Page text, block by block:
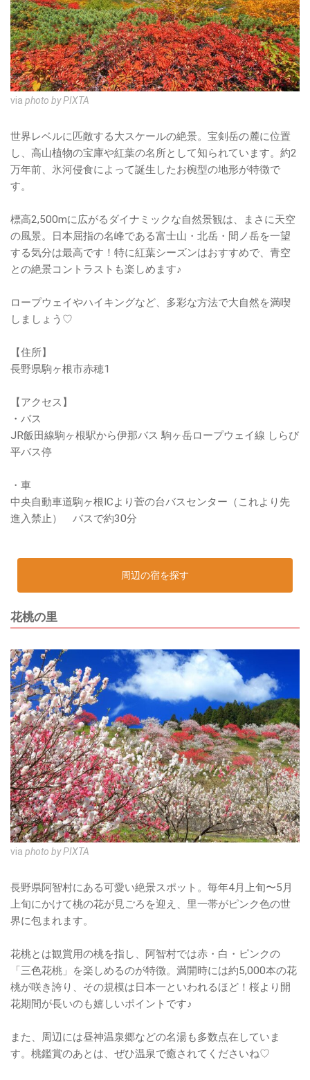
via photo by PIXTA
世界レベルに匹敵する大スケールの絶景。宝剣岳の麓に位置
し、高山植物の宝庫や紅葉の名所として知られています。約2
万年前、氷河侵食によって誕生したお椀型の地形が特徴で
す。
標高2,500mに広がるダイナミックな自然景観は、まさに天空
の風景。日本屈指の名峰である富士山・北岳・間ノ岳を一望
する気分は最高です！特に紅葉シーズンはおすすめで、青空
との絶景コントラストも楽しめます♪
ロープウェイやハイキングなど、多彩な方法で大自然を満喫
しましょう♡
【住所】
長野県駒ヶ根市赤穂1
【アクセス】
・バス
JR飯田線駒ヶ根駅から伊那バス 駒ヶ岳ロープウェイ線 しらび
平バス停
・車
中央自動車道駒ヶ根ICより菅の台バスセンター（これより先
進入禁止） バスで約30分
周辺の宿を探す
花桃の里
via photo by PIXTA
長野県阿智村にある可愛い絶景スポット。毎年4月上旬〜5月
上旬にかけて桃の花が見ごろを迎え、里一帯がピンク色の世
界に包まれます。
花桃とは観賞用の桃を指し、阿智村では赤・白・ピンクの
「三色花桃」を楽しめるのが特徴。満開時には約5,000本の花
桃が咲き誇り、その規模は日本一といわれるほど！桜より開
花期間が長いのも嬉しいポイントです♪
また、周辺には昼神温泉郷などの名湯も多数点在していま
す。桃鑑賞のあとは、ぜひ温泉で癒されてくださいね♡